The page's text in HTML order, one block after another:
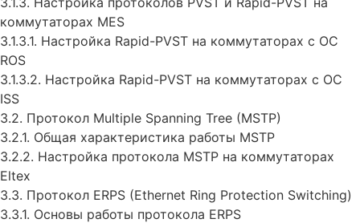
коммутаторах MES
3.1.3.1. Настройка Rapid-PVST на коммутаторах с ОС
ROS
3.1.3.2. Настройка Rapid-PVST на коммутаторах с ОС
ISS
3.2. Протокол Multiple Spanning Tree (MSTP)
3.2.1. Общая характеристика работы MSTP
3.2.2. Настройка протокола MSTP на коммутаторах
Eltex
3.3. Протокол ERPS (Ethernet Ring Protection Switching)
3.3.1. Основы работы протокола ERPS